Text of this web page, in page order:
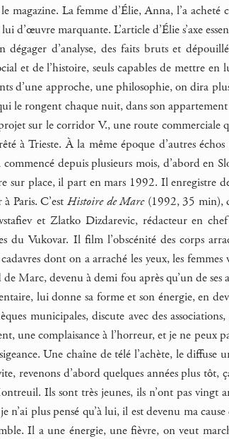
magazine. La femme d’Élie, Anna, l’a
d’œuvre marquante. L’article d’Élie s’axe
dégager d’analyse, des faits bruts et
et de l’histoire, seuls capables de mettre
d’une approche, une philosophie, on dira
le rongent chaque nuit, dans son
sur le corridor V., une route commerciale
à Trieste. À la même époque d’autres
depuis plusieurs mois, d’abord en
sur place, il part en mars 1992. Il enregistre
Paris. C’estHistoire de Marc(1992, 35 min),
et Zlatko Dizdarevic, rédacteur en
du Vukovar. Il film l’obscénité des corps
dont on a arraché les yeux, les femmes
Marc, devenu à demi fou après qu’un de
lui donne sa forme et son énergie, en
municipales, discute avec des
une complaisance à l’horreur, et je ne peux
Une chaîne de télé l’achète, le diffuse
revenons d’abord quelques années plus tôt,
Ils sont très jeunes, ils n’ont pas vingt
plus pensé qu’à lui, il est devenu ma
Il a une énergie, une fièvre, on veut